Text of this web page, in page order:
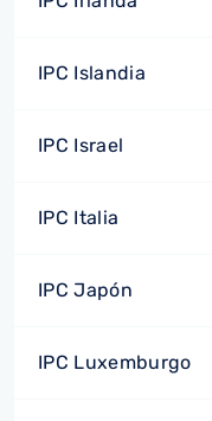
IPC Islandia
IPC Israel
IPC Italia
IPC Japón
IPC Luxemburgo